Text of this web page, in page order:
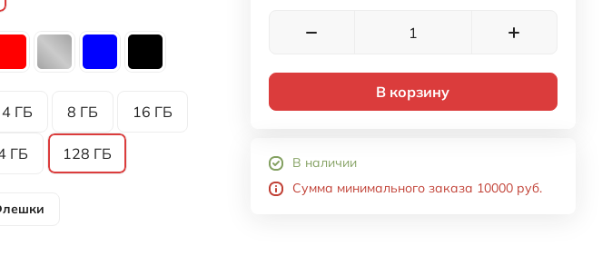
4 ГБ 8 ГБ 16 ГБ
ГБ 128 ГБ
В корзину
В наличии
Сумма минимального заказа 10000 руб.